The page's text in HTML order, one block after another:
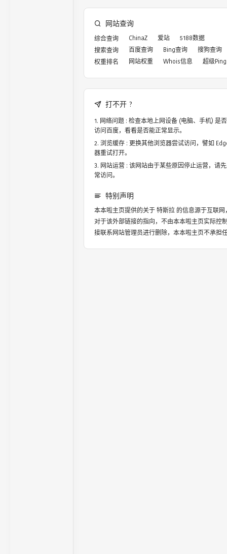
网站查询
综合查询 ChinaZ 爱站
5188数据
搜索查询
百度查询 Bing查询
搜狗查询
权重排名
网站权重 Whois信息 超级Ping
打不开 ?
网络问题 : 检查本地上网设备 (电脑、手机) 是
访问百度，看看是否能正常显示。
浏览缓存 : 更换其他浏览器尝试访问，譬如
器重试打开。
网站运营 : 该网站由于某些原因停止运营，请
常访问。
特别声明
本本啦主页提供的关于特斯拉的信息源于互联网
对于该外部链接的指向，不由本本啦主页实际控
接联系网站管理员进行删除，本本啦主页不承担